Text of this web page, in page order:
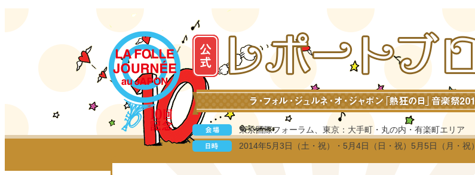
東京国際フォーラム、東京：大手町・丸の内・有楽町エリア
2014年5月3日（土・祝）・5月4日（日・祝）5月5日（月・祝）